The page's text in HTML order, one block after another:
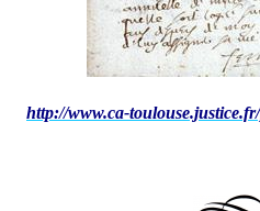
http://www.ca-